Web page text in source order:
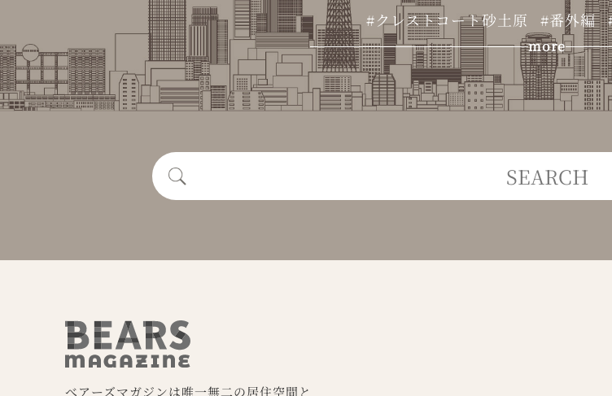
クレストコート砂土原
番外編
vol.1
DAISUKI LIGHT 白山 約37㎡のコン
more
べアーズマガジンは唯一無二の居住空間と